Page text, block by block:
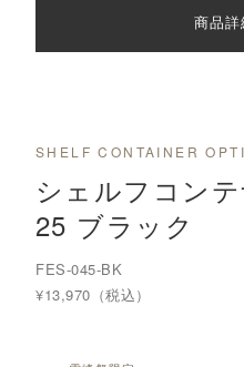
商品詳
SHELF CONTAINER
シェルフコン
25 ブラック
FES-045-BK
¥13,970（税込）